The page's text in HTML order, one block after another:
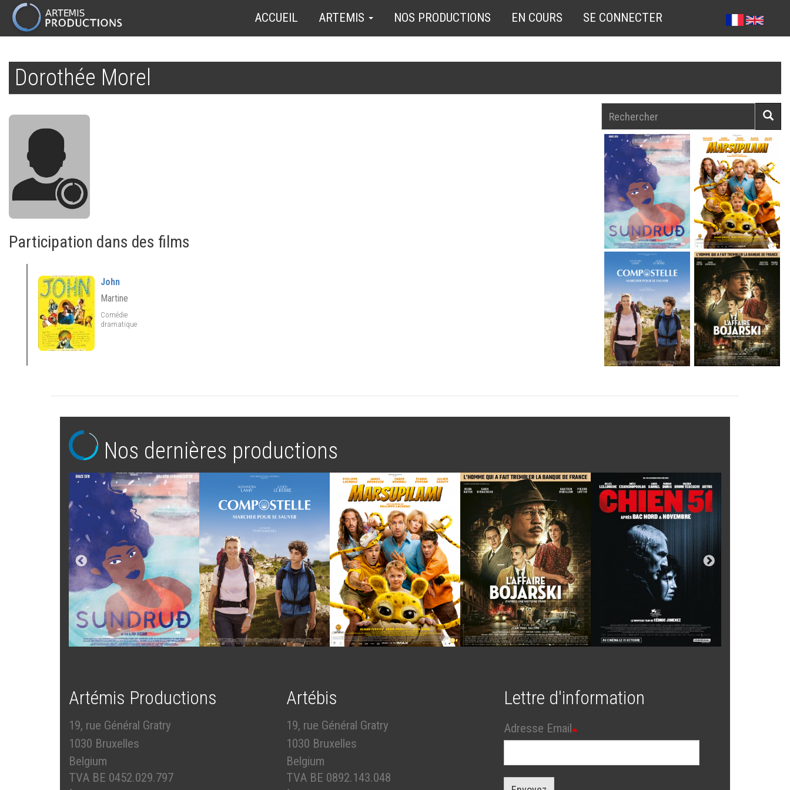
contenu
principal
MAIN
NAVIGATION
ACCUEIL ARTEMIS NOS PRODUCTIONS EN COURS SE CONNECTER
Dorothée Morel
Participation dans des films
John
Martine
Comédie
dramatique
Nos dernières productions
Artémis Productions
19, rue Général Gratry
1030 Bruxelles
Belgium
TVA BE 0452.029.797
Artébis
19, rue Général Gratry
1030 Bruxelles
Belgium
TVA BE 0892.143.048
Lettre d'information
Adresse Email